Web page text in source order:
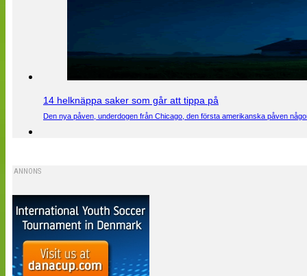
14 helknäppa saker som går att tippa på
Den nya påven, underdogen från Chicago, den första amerikanska påven
ANNONS